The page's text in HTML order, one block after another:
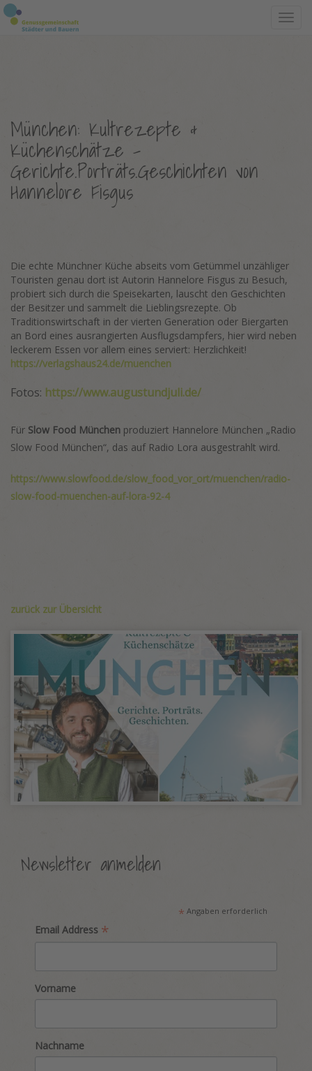
München: Kultrezepte &
Küchenschätze –
Gerichte.Porträts.Geschichten von
Hannelore Fisgus
Die echte Münchner Küche abseits vom Getümmel unzähliger
Touristen genau dort ist Autorin Hannelore Fisgus zu Besuch,
probiert sich durch die Speisekarten, lauscht den Geschichten
der Besitzer und sammelt die Lieblingsrezepte. Ob
Traditionswirtschaft in der vierten Generation oder Biergarten
an Bord eines ausrangierten Ausflugsdampfers, hier wird neben
leckerem Essen vor allem eines serviert: Herzlichkeit!
https://verlagshaus24.de/muenchen
Fotos: https://www.augustundjuli.de/
Für Slow Food München produziert Hannelore München „Radio
Slow Food München“, das auf Radio Lora ausgestrahlt wird.
https://www.slowfood.de/slow_food_vor_ort/muenchen/radio-
slow-food-muenchen-auf-lora-92-4
zurück zur Übersicht
Newsletter anmelden
* Angaben erforderlich
Email Address *
Vorname
Nachname